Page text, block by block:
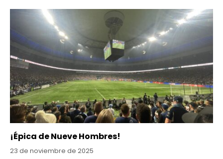
¡Épica de Nueve Hombres!
23 de noviembre de 2025